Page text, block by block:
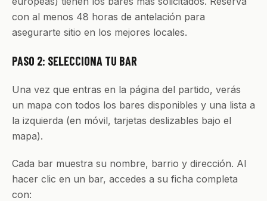
con al menos 48 horas de antelación para
asegurarte sitio en los mejores locales.
PASO 2: SELECCIONA TU BAR
Una vez que entras en la página del partido, verás
un mapa con todos los bares disponibles y una lista a
la izquierda (en móvil, tarjetas deslizables bajo el
mapa).
Cada bar muestra su nombre, barrio y dirección. Al
hacer clic en un bar, accedes a su ficha completa
con: